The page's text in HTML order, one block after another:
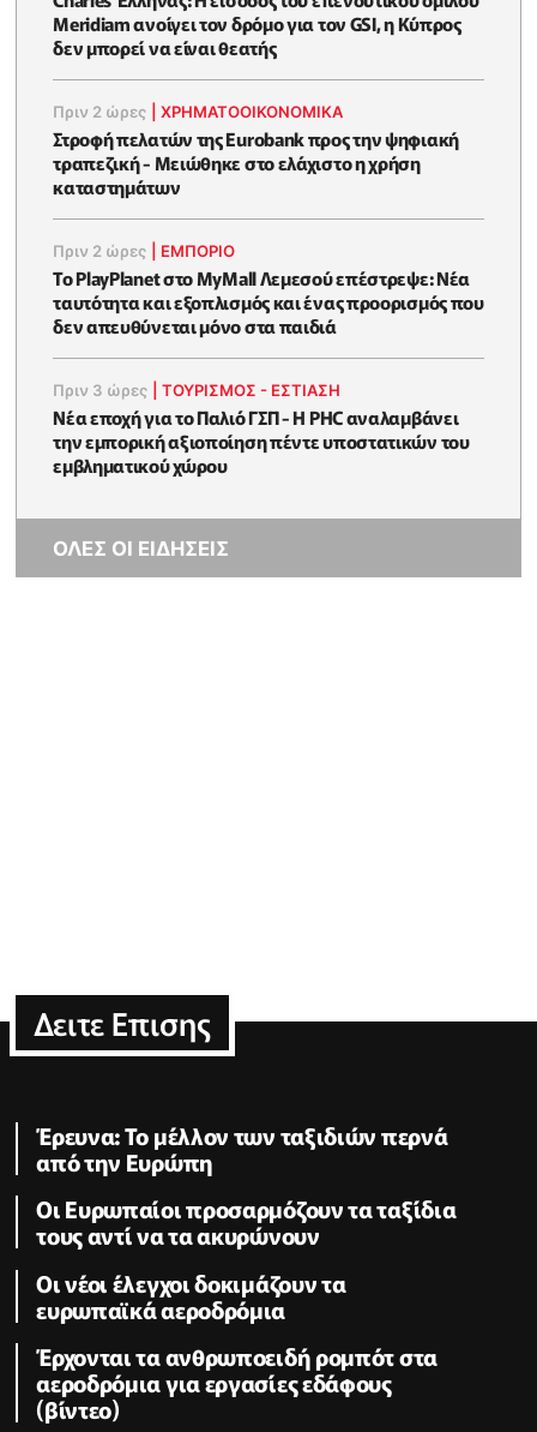
Meridiam ανοίγει τον δρόμο για τον GSI, η Κύπρος
δεν μπορεί να είναι θεατής
Πριν 2 ώρες |ΧΡΗΜΑΤΟΟΙΚΟΝΟΜΙΚΆ
Στροφή πελατών της Eurobank προς την ψηφιακή
τραπεζική - Μειώθηκε στο ελάχιστο η χρήση
καταστημάτων
Πριν 2 ώρες ΕΜΠΟΡΙΟ
Το PlayPlanet στο MyMall Λεμεσού επέστρεψε: Νέα
ταυτότητα και εξοπλισμός και ένας προορισμός που
δεν απευθύνεται μόνο στα παιδιά
Πριν 3 ώρες |ΤΟΥΡΙΣΜΟΣ - ΕΣΤΙΑΣΗ
Νέα εποχή για το Παλιό ΓΣΠ - Η PHC αναλαμβάνει
την εμπορική αξιοποίηση πέντε υποστατικών του
εμβληματικού χώρου
ΟΛΕΣ ΟΙ ΕΙΔΗΣΕΙΣ
Δειτε Επισης
Έρευνα: Το μέλλον των ταξιδιών περνά
από την Ευρώπη
Οι Ευρωπαίοι προσαρμόζουν τα ταξίδια
τους αντί να τα ακυρώνουν
Οι νέοι έλεγχοι δοκιμάζουν τα
ευρωπαϊκά αεροδρόμια
Έρχονται τα ανθρωποειδή ρομπότ στα
αεροδρόμια για εργασίες εδάφους
(βίντεο)